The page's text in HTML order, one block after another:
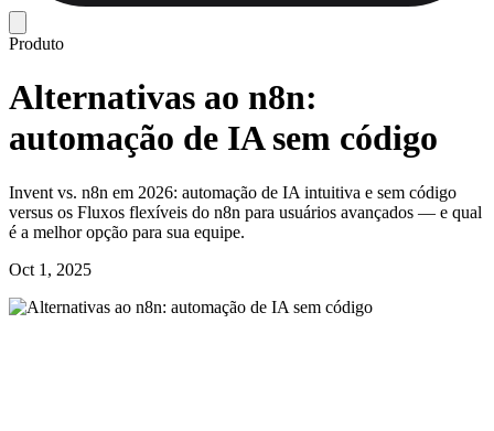
Produto
Alternativas ao n8n:
automação de IA sem código
Invent vs. n8n em 2026: automação de IA intuitiva e sem código
versus os Fluxos flexíveis do n8n para usuários avançados — e qual
é a melhor opção para sua equipe.
Oct 1, 2025